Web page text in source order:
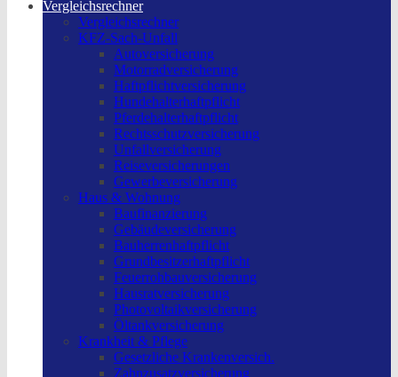
Vergleichsrechner
Vergleichsrechner
KFZ-Sach-Unfall
Autoversicherung
Motorradversicherung
Haftpflichtversicherung
Hundehalterhaftpflicht
Pferdehalterhaftpflicht
Rechtsschutzversicherung
Unfallversicherung
Reiseversicherungen
Gewerbeversicherung
Haus & Wohnung
Baufinanzierung
Gebäudeversicherung
Bauherrenhaftpflicht
Grundbesitzerhaftpflicht
Feuerrohbauversicherung
Hausratversicherung
Photovoltaikversicherung
Öltankversicherung
Krankheit & Pflege
Gesetzliche Krankenversich.
Zahnzusatzversicherung